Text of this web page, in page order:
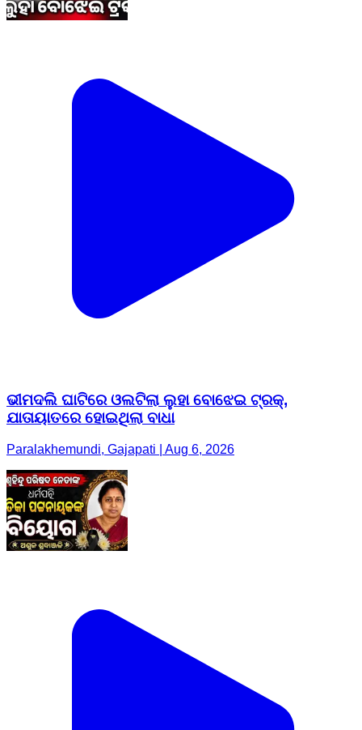
ଭୀମଦଲି ଘାଟିରେ ଓଲଟିଲା ଲୁହା ବୋଝେଇ ଟ୍ରକ୍,
ଯାତାୟାତରେ ହୋଇଥିଲା ବାଧା
Paralakhemundi, Gajapati | Aug 6, 2026